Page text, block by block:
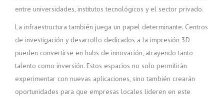
entre universidades, institutos tecnológicos y el sector privado.
La infraestructura también juega un papel determinante. Centros
de investigación y desarrollo dedicados a la impresión 3D
pueden convertirse en hubs de innovación, atrayendo tanto
talento como inversión. Estos espacios no solo permitirán
experimentar con nuevas aplicaciones, sino también crearán
oportunidades para que empresas locales lideren en este